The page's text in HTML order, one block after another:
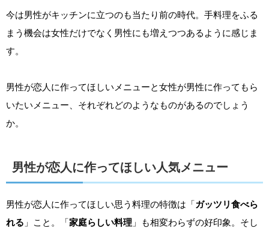
今は男性がキッチンに立つのも当たり前の時代。手料理をふる
まう機会は女性だけでなく男性にも増えつつあるように感じま
す。
男性が恋人に作ってほしいメニューと女性が男性に作ってもら
いたいメニュー、それぞれどのようなものがあるのでしょう
か。
男性が恋人に作ってほしい人気メニュー
男性が恋人に作ってほしい思う料理の特徴は「ガッツリ食べら
れる 」こと。「家庭らしい料理 」も相変わらずの好印象。そし